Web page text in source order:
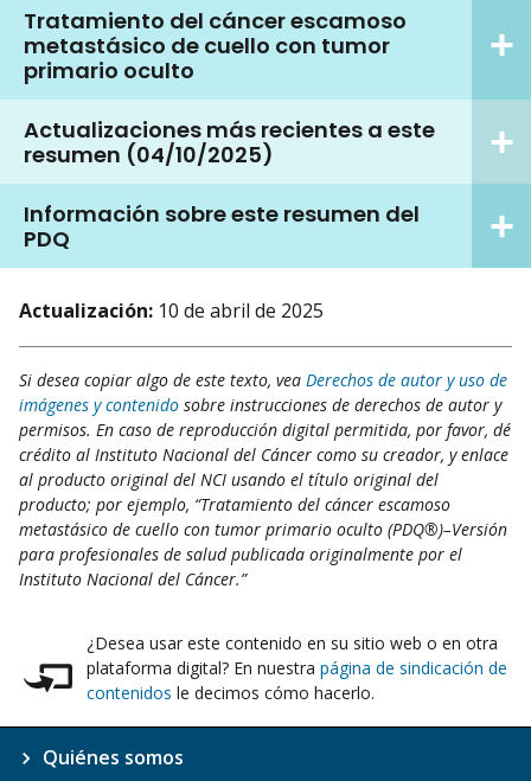
Tratamiento del cáncer escamoso
metastásico de cuello con tumor
primario oculto
Actualizaciones más recientes a este
resumen (04/10/2025)
Información sobre este resumen del
PDQ
Actualización: 10 de abril de 2025
Si desea copiar algo de este texto, vea Derechos de autor y uso de
imágenes y contenido sobre instrucciones de derechos de autor y
permisos. En caso de reproducción digital permitida, por favor, dé
crédito al Instituto Nacional del Cáncer como su creador, y enlace
al producto original del NCI usando el título original del
producto; por ejemplo, “Tratamiento del cáncer escamoso
metastásico de cuello con tumor primario oculto (PDQ®)–Versión
para profesionales de salud publicada originalmente por el
Instituto Nacional del Cáncer.”
¿Desea usar este contenido en su sitio web o en otra
plataforma digital? En nuestra página de sindicación de
contenidos le decimos cómo hacerlo.
Quiénes somos